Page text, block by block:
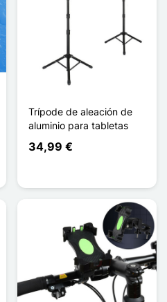
Trípode de aleación de
aluminio para tabletas
34,99 €